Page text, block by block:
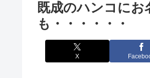
既成のハンコに
も・・・・・・
X